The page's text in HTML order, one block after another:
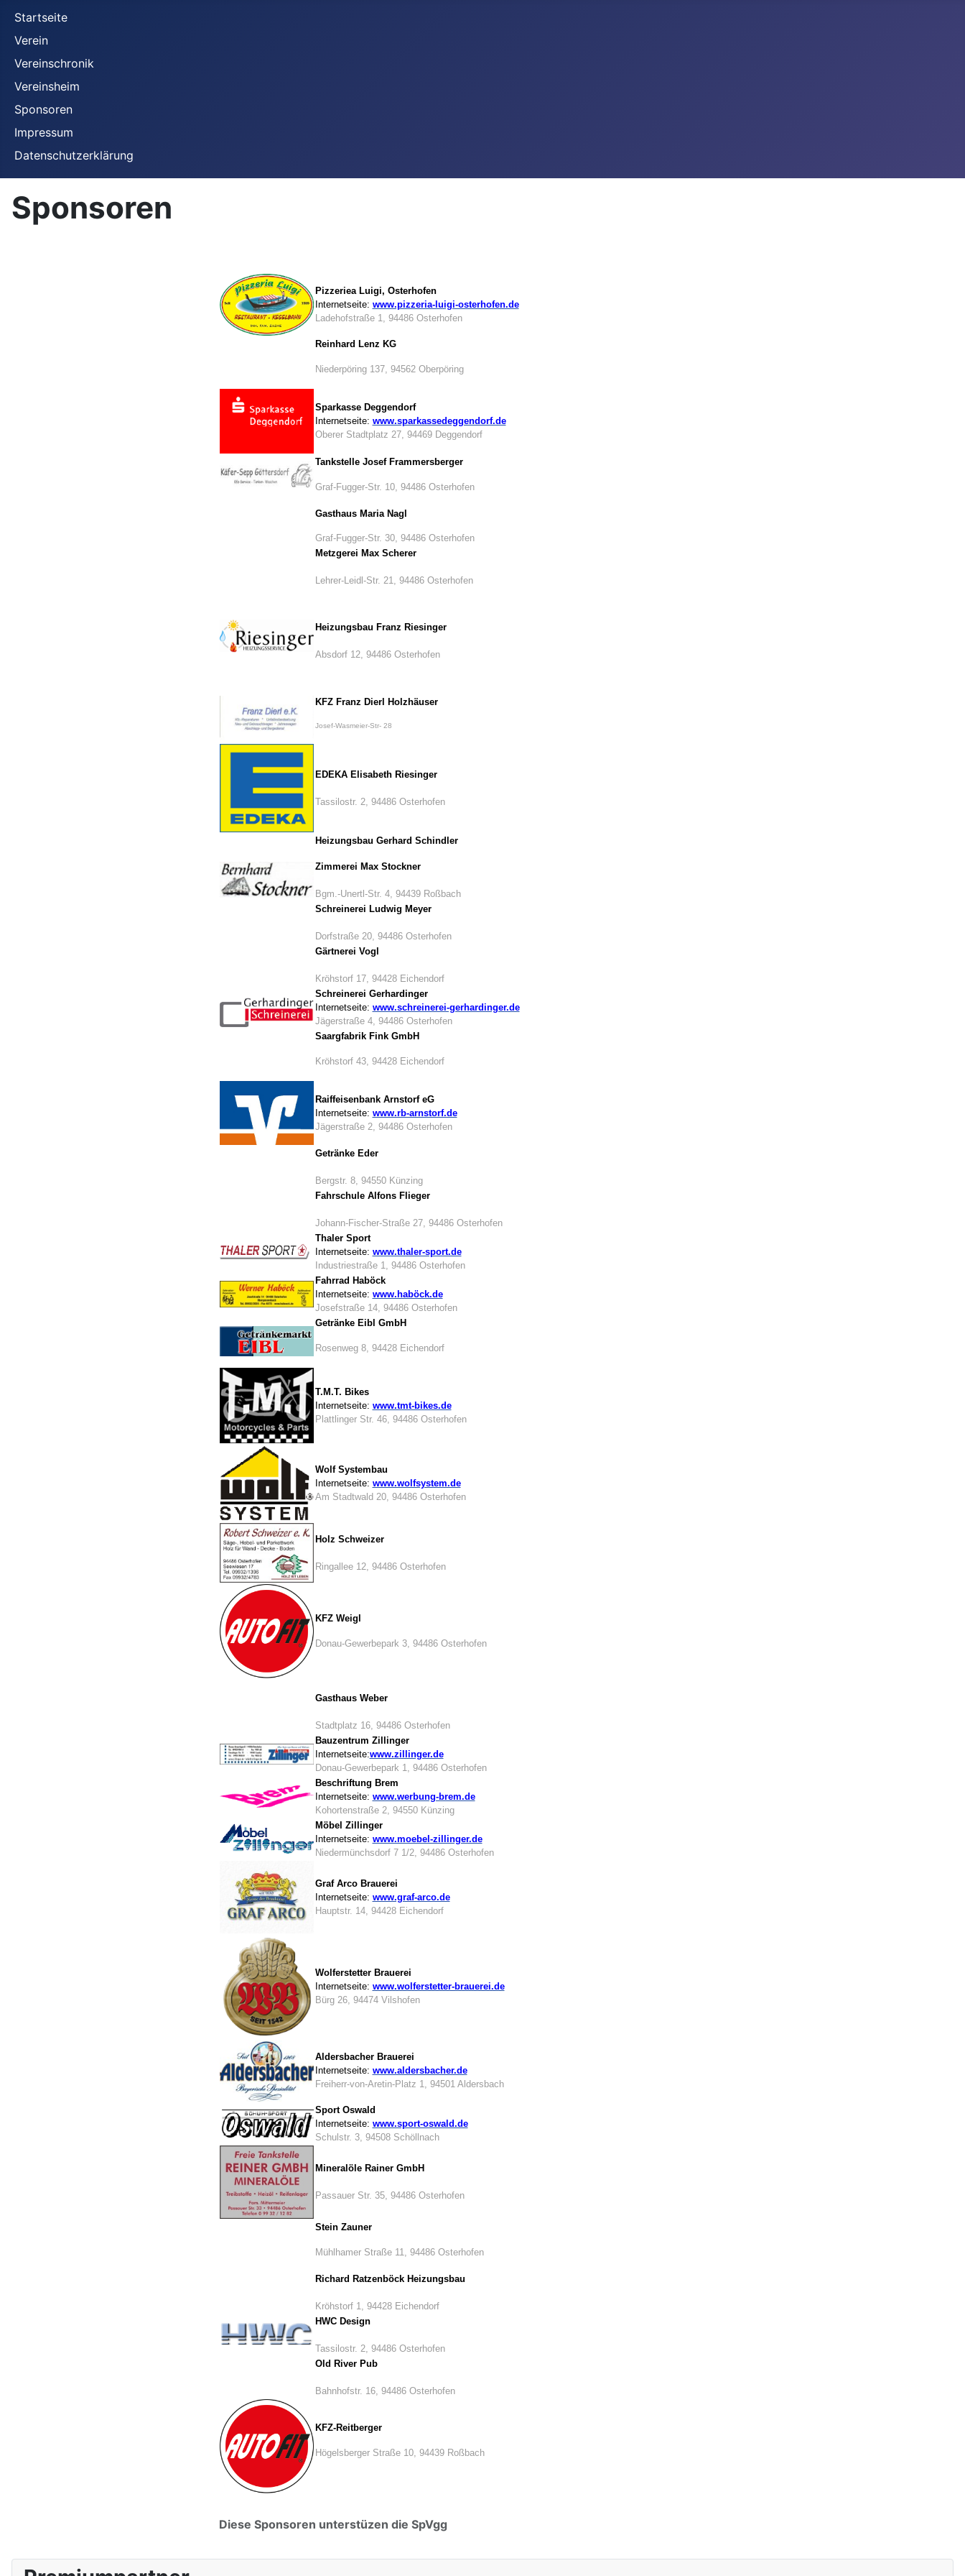
Startseite
Verein
Vereinschronik
Vereinsheim
Sponsoren
Impressum
Datenschutzerklärung
Sponsoren
Diese Sponsoren unterstüzen die SpVgg
Pizzeriea Luigi, Osterhofen
Internetseite: www.pizzeria-luigi-osterhofen.de
Ladehofstraße 1, 94486 Osterhofen
Reinhard Lenz KG
Niederpöring 137, 94562 Oberpöring
Sparkasse Deggendorf
Internetseite: www.sparkassedeggendorf.de
Oberer Stadtplatz 27, 94469 Deggendorf
Tankstelle Josef Frammersberger
Graf-Fugger-Str. 10, 94486 Osterhofen
Gasthaus Maria Nagl
Graf-Fugger-Str. 30, 94486 Osterhofen
Metzgerei Max Scherer
Lehrer-Leidl-Str. 21, 94486 Osterhofen
Heizungsbau Franz Riesinger
Absdorf 12, 94486 Osterhofen
KFZ Franz Dierl Holzhäuser
Josef-Wasmeier-Str- 28
EDEKA Elisabeth Riesinger
Tassilostr. 2, 94486 Osterhofen
Heizungsbau Gerhard Schindler
Zimmerei Max Stockner
Bgm.-Unertl-Str. 4, 94439 Roßbach
Schreinerei Ludwig Meyer
Dorfstraße 20, 94486 Osterhofen
Gärtnerei Vogl
Kröhstorf 17, 94428 Eichendorf
Schreinerei Gerhardinger
Internetseite: www.schreinerei-gerhardinger.de
Jägerstraße 4, 94486 Osterhofen
Saargfabrik Fink GmbH
Kröhstorf 43, 94428 Eichendorf
Raiffeisenbank Arnstorf eG
Internetseite: www.rb-arnstorf.de
Jägerstraße 2, 94486 Osterhofen
Getränke Eder
Bergstr. 8, 94550 Künzing
Fahrschule Alfons Flieger
Johann-Fischer-Straße 27, 94486 Osterhofen
Thaler Sport
Internetseite: www.thaler-sport.de
Industriestraße 1, 94486 Osterhofen
Fahrrad Haböck
Internetseite: www.haböck.de
Josefstraße 14, 94486 Osterhofen
Getränke Eibl GmbH
Rosenweg 8, 94428 Eichendorf
T.M.T. Bikes
Internetseite: www.tmt-bikes.de
Plattlinger Str. 46, 94486 Osterhofen
Wolf Systembau
Internetseite: www.wolfsystem.de
Am Stadtwald 20, 94486 Osterhofen
Holz Schweizer
Ringallee 12, 94486 Osterhofen
KFZ Weigl
Donau-Gewerbepark 3, 94486 Osterhofen
Gasthaus Weber
Stadtplatz 16, 94486 Osterhofen
Bauzentrum Zillinger
Internetseite:www.zillinger.de
Donau-Gewerbepark 1, 94486 Osterhofen
Beschriftung Brem
Internetseite: www.werbung-brem.de
Kohortenstraße 2, 94550 Künzing
Möbel Zillinger
Internetseite: www.moebel-zillinger.de
Niedermünchsdorf 7 1/2, 94486 Osterhofen
Graf Arco Brauerei
Internetseite: www.graf-arco.de
Hauptstr. 14, 94428 Eichendorf
Wolferstetter Brauerei
Internetseite: www.wolferstetter-brauerei.de
Bürg 26, 94474 Vilshofen
Aldersbacher Brauerei
Internetseite: www.aldersbacher.de
Freiherr-von-Aretin-Platz 1, 94501 Aldersbach
Sport Oswald
Internetseite: www.sport-oswald.de
Schulstr. 3, 94508 Schöllnach
Mineralöle Rainer GmbH
Passauer Str. 35, 94486 Osterhofen
Stein Zauner
Mühlhamer Straße 11, 94486 Osterhofen
Richard Ratzenböck Heizungsbau
Kröhstorf 1, 94428 Eichendorf
HWC Design
Tassilostr. 2, 94486 Osterhofen
Old River Pub
Bahnhofstr. 16, 94486 Osterhofen
KFZ-Reitberger
Högelsberger Straße 10, 94439 Roßbach